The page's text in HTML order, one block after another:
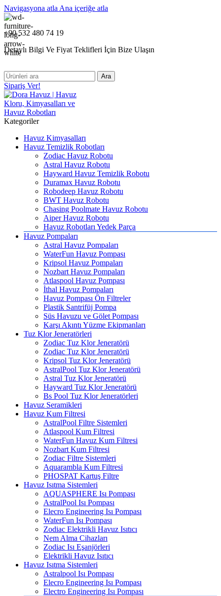
Navigasyona atla Ana içeriğe atla
+90 532 480 74 19
Detaylı Bilgi Ve Fiyat Teklifleri İçin Bize Ulaşın
Ara
Sipariş Ver!
Kategoriler
Havuz Kimyasalları
Havuz Temizlik Robotları
Zodiac Havuz Robotu
Astral Havuz Robotu
Hayward Havuz Temizlik Robotu
Duramax Havuz Robotu
Robodeep Havuz Robotu
BWT Havuz Robotu
Chasing Poolmate Havuz Robotu
Aiper Havuz Robotu
Havuz Robotları Yedek Parça
Havuz Pompaları
Astral Havuz Pompaları
WaterFun Havuz Pompası
Kripsol Havuz Pompaları
Nozbart Havuz Pompaları
Atlaspool Havuz Pompası
İthal Havuz Pompaları
Havuz Pompası Ön Filtreler
Plastik Santrifüj Pompa
Süs Havuzu ve Gölet Pompası
Karşı Akıntı Yüzme Ekipmanları
Tuz Klor Jeneratörleri
Zodiac Tuz Klor Jeneratörü
Zodiac Tuz Klor Jeneratörü
Kripsol Tuz Klor Jeneratörü
AstralPool Tuz Klor Jeneratörü
Astral Tuz Klor Jeneratörü
Hayward Tuz Klor Jeneratörü
Bs Pool Tuz Klor Jeneratörleri
Havuz Seramikleri
Havuz Kum Filtresi
AstralPool Filtre Sistemleri
Atlaspool Kum Filtresi
WaterFun Havuz Kum Filtresi
Nozbart Kum Filtresi
Zodiac Filtre Sistemleri
Aquarambla Kum Filtresi
PHOSPAT Kartuş Filtre
Havuz Isıtma Sistemleri
AQUASPHERE Isı Pompası
AstralPool Isı Pompası
Elecro Engineering Isı Pompası
WaterFun Isı Pompası
Zodiac Elektrikli Havuz Isıtıcı
Nem Alma Cihazları
Zodiac Isı Eşanjörleri
Elektrikli Havuz Isıtıcı
Havuz Isıtma Sistemleri
Astralpool Isı Pompası
Elecro Engineering Isı Pompası
Electro Engineering Isı Pompası